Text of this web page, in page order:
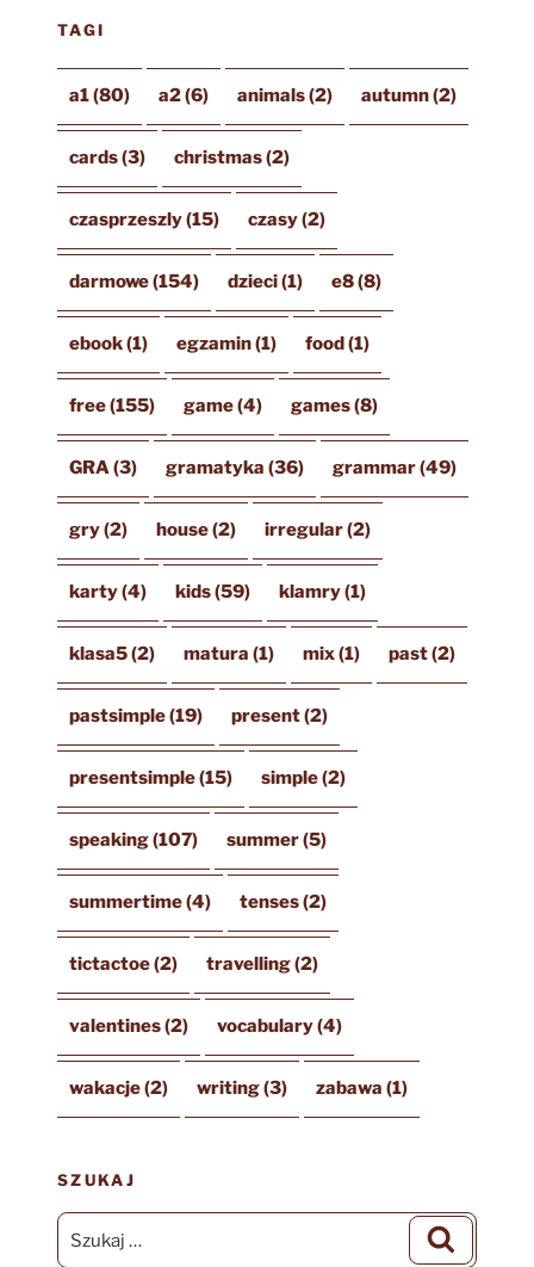
TAGI
a1(80) a2(6) animals(2) autumn(2)
cards(3) christmas(2)
czasprzeszly(15) czasy(2)
darmowe(154) dzieci(1) e8(8)
ebook(1) egzamin(1) food (1)
free(155) game(4) games(8)
GRA(3) gramatyka (36) grammar(49)
gry(2) house(2) irregular(2)
karty(4) kids(59) klamry(1)
klasa5(2) matura (1) mix(1) past(2)
pastsimple(19) present(2)
presentsimple(15) simple(2)
speaking(107) summer(5)
summertime(4) tenses(2)
tictactoe(2) travelling(2)
valentines(2) vocabulary(4)
wakacje(2) writing(3) zabawa (1)
SZUKAJ
Szukaj: